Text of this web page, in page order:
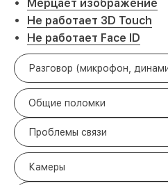
Мерцает изображение
Не работает 3D Touch
Не работает Face ID
Разговор (микрофон,
Общие поломки
Проблемы связи
Камеры